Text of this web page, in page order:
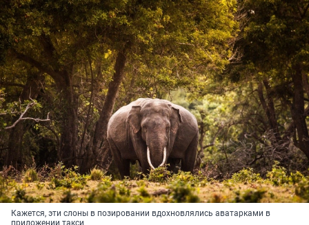
Кажется, эти слоны в позировании вдохновлялись аватарками в
приложении такси